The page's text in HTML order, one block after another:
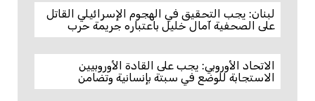
لبنان: يجب التحقيق في الهجوم الإسرائيلي القاتل
على الصحفية آمال خليل باعتباره جريمة حرب
الاتحاد الأوروبي: يجب على القادة الأوروبيين
الاستجابة للوضع في سبتة بإنسانية وتضامن